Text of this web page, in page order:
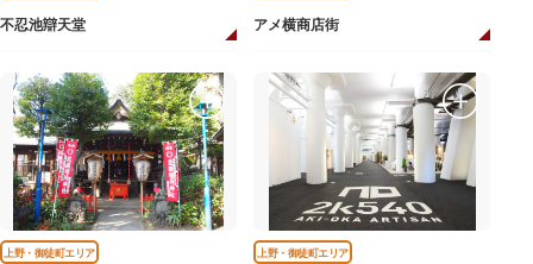
不忍池辯天堂 アメ横商店街
上野・御徒町エリア 上野・御徒町エリア